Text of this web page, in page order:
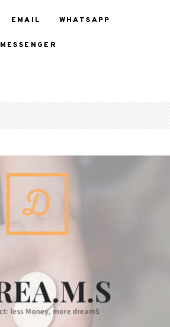
EMAIL WHATSAPP
MESSENGER